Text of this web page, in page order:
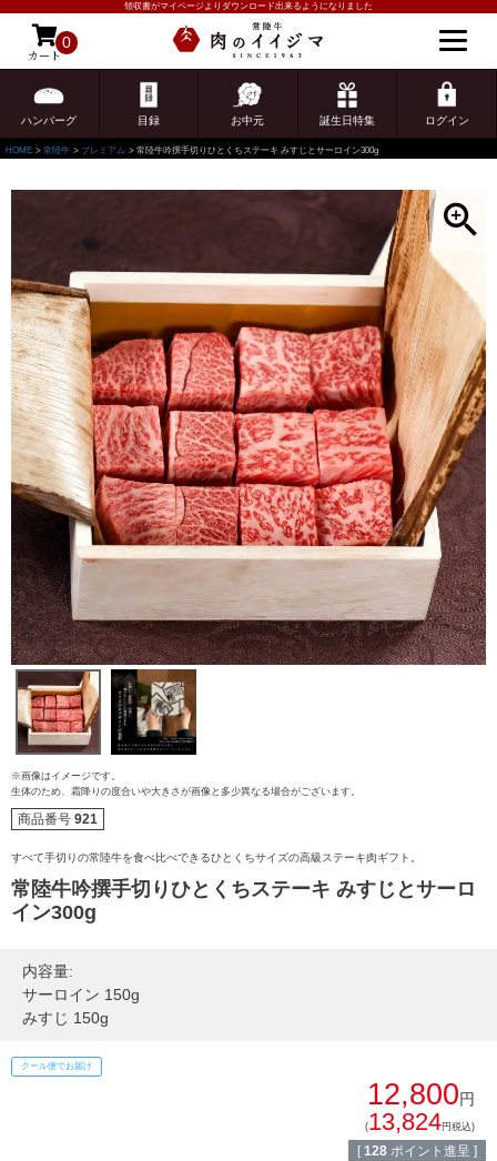
領収書がマイページよりダウンロード出来るようになりました
カート
0
ハンバーグ 目録 お中元 誕生日特集 ログイン
ゲスト 様こんにちは
ログイン
ご注文ガイド
熨斗・カード
イイジマとは
常陸牛とは？
ショップ一覧
すき焼き
HOME 常陸牛 プレミアム 常陸牛吟撰手切りひとくちステーキ みすじとサーロイン300g
※画像はイメージです。
生体のため、霜降りの度合いや大きさが画像と多少異なる場合がございます。
商品番号 921
すべて手切りの常陸牛を食べ比べできるひとくちサイズの高級ステーキ肉ギフト。
常陸牛吟撰手切りひとくちステーキ みすじとサーロ
イン300g
内容量:
サーロイン 150g
みすじ 150g
クール便でお届け
12,800円
(13,824円税込)
[ 128 ポイント進呈 ]